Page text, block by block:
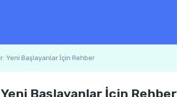
Yeni Başlayanlar İçin Rehber
Başlayanlar İçin Rehber